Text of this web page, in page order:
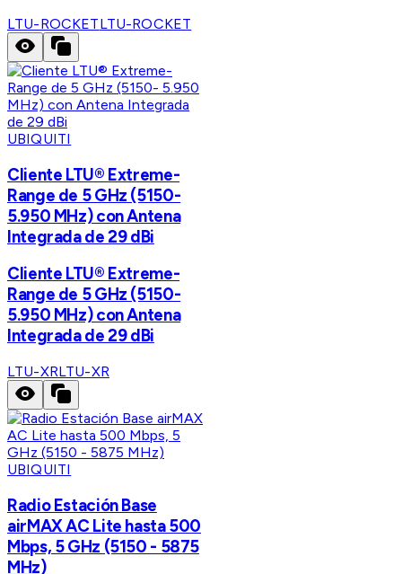
LTU-ROCKETLTU-ROCKET
UBIQUITI
Cliente LTU® Extreme-
Range de 5 GHz (5150-
5.950 MHz) con Antena
Integrada de 29 dBi
Cliente LTU® Extreme-
Range de 5 GHz (5150-
5.950 MHz) con Antena
Integrada de 29 dBi
LTU-XRLTU-XR
UBIQUITI
Radio Estación Base
airMAX AC Lite hasta 500
Mbps, 5 GHz (5150 - 5875
MHz)